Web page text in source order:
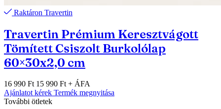
Raktáron Travertin
Travertin Prémium Keresztvágott
Tömített Csiszolt Burkolólap
60×30x2,0 cm
16 990 Ft 15 990 Ft + ÁFA
Ajánlatot kérek Termék megnyitása
További ötletek